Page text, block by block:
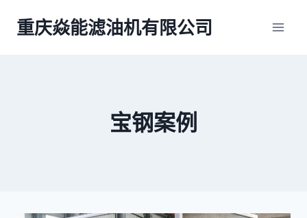
重庆焱能滤油机有限公司
宝钢案例